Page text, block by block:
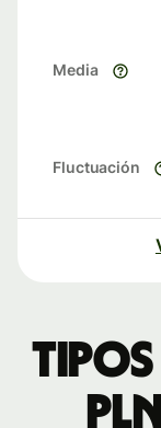
Media
Fluctuación